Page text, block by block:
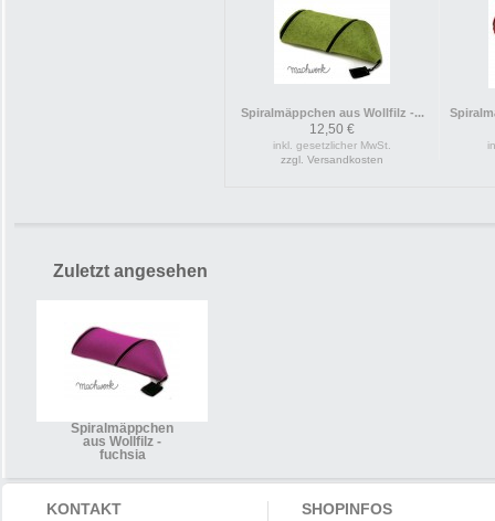
Spiralmäppchen aus Wollfilz -...
12,50 €
inkl. gesetzlicher MwSt.
zzgl. Versandkosten
Zuletzt angesehen
Spiralmäppchen
aus Wollfilz -
fuchsia
KONTAKT SHOPINFOS